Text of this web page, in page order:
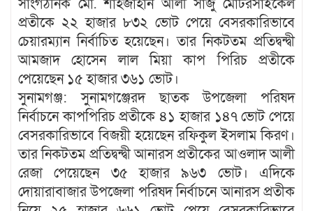
সাংগঠনিক মো. শাহজাহান আলী সাজু মোটরসাইকেল
প্রতীকে ২২ হাজার ৮৩২ ভোট পেয়ে বেসরকারিভাবে
চেয়ারম্যান নির্বাচিত হয়েছেন। তার নিকটতম প্রতিদ্বন্দ্বী
আমজাদ হোসেন লাল মিয়া কাপ পিরিচ প্রতীকে
পেয়েছেন ১৫ হাজার ৩৬১ ভোট।
সুনামগঞ্জ: সুনামগঞ্জেরদ ছাতক উপজেলা পরিষদ
নির্বাচনে কাপপিরিচ প্রতীকে ৪১ হাজার ১৪৭ ভোট পেয়ে
বেসরকারিভাবে বিজয়ী হয়েছেন রফিকুল ইসলাম কিরণ।
তার নিকটতম প্রতিদ্বন্দ্বী আনারস প্রতীকের আওলাদ আলী
রেজা পেয়েছেন ৩৫ হাজার ৯৬৩ ভোট। এদিকে
দোয়ারাবাজার উপজেলা পরিষদ নির্বাচনে আনারস প্রতীক